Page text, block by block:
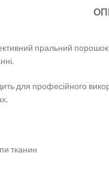
пральний порошок
для професійного
тканин